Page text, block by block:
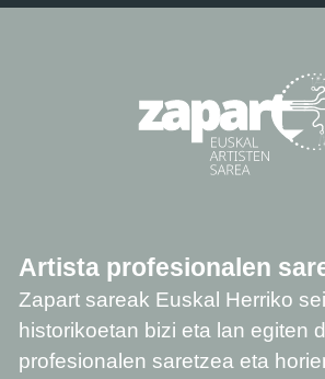
Artista profesionalen
Zapart sareak Euskal Herriko
historikoetan bizi eta lan egiten
profesionalen saretzea eta